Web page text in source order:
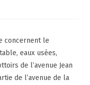
concernent le
eaux usées,
de l’avenue Jean
de l’avenue de la